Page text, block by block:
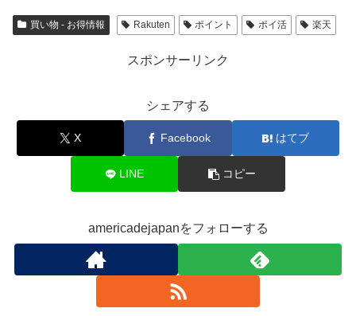
買い物 - お得情報 Rakuten ポイント ポイ活 楽天
スポンサーリンク
シェアする
X Facebook はてブ
LINE コピー
americadejapanをフォローする